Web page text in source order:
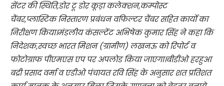
सेंटर की स्थिति,डोर टू डोर कूड़ा कलेक्शन,कम्पोस्ट
चैंबर,प्लास्टिक निस्तारण प्रबंधन वफिल्टर चैंबर सहित कार्यो का
निरीक्षण किया।मंडलीय कंसल्टेंट अभिषेक कुमार सिंह ने कहा कि
निदेशक,स्वच्छ भारत मिशन (ग्रामीण) लखनऊ को रिपोर्ट व
फोटोग्राफ पीएमएस एप पर अपलोड किया जाएगा।बीडीओ हरहुआ
बद्री प्रसाद वर्मा व एडीओ पंचायत रवि सिंह के अनुसार शत प्रतिशत